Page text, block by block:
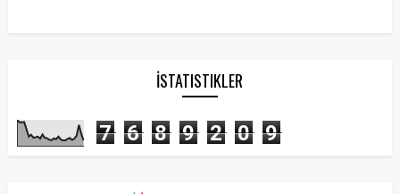
İSTATISTIKLER
7 6 8 9 2 0 9